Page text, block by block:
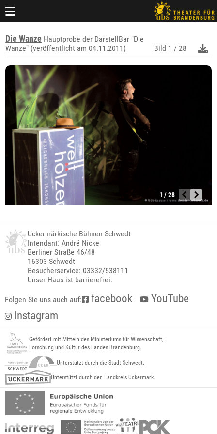
Die Wanze Hauptprobe der DarstellBar "Die
Wanze" (veröffentlicht am 04.11.2011)
Bild 1 / 28
1 / 28
Uckermärkische Bühnen Schwedt
Intendant: André Nicke
Berliner Straße 46/48
16303 Schwedt
Besucherservice: 03332/538111
Unser Haus ist barrierefrei.
Folgen Sie uns auch auf: facebook
YouTube
Instagram
Gefördert mit Mitteln des Ministeriums für Wissenschaft,
Forschung und Kultur des Landes Brandenburg.
Unterstützt durch die Stadt Schwedt.
Unterstützt durch den Landkreis Uckermark.